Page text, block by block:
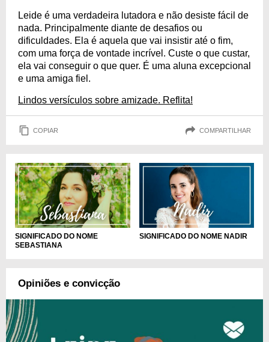
Leide é uma verdadeira lutadora e não desiste fácil de
nada. Principalmente diante de desafios ou
dificuldades. Ela é aquela que vai insistir até o fim,
com uma força de vontade incrível. Custe o que custar,
ela vai conseguir o que quer. É uma aluna excepcional
e uma amiga fiel.
Lindos versículos sobre amizade. Reflita!
COPIAR COMPARTILHAR
SIGNIFICADO DO NOME
SEBASTIANA
SIGNIFICADO DO NOME NADIR
Opiniões e convicção